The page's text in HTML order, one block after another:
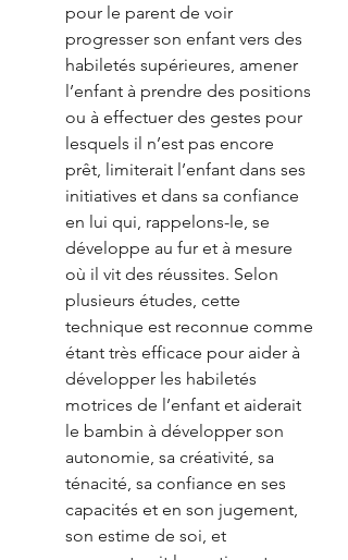
pour le parent de voir
progresser son enfant vers des
habiletés supérieures, amener
l’enfant à prendre des positions
ou à effectuer des gestes pour
lesquels il n’est pas encore
prêt, limiterait l’enfant dans ses
initiatives et dans sa confiance
en lui qui, rappelons-le, se
développe au fur et à mesure
où il vit des réussites. Selon
plusieurs études, cette
technique est reconnue comme
étant très efficace pour aider à
développer les habiletés
motrices de l’enfant et aiderait
le bambin à développer son
autonomie, sa créativité, sa
ténacité, sa confiance en ses
capacités et en son jugement,
son estime de soi, et